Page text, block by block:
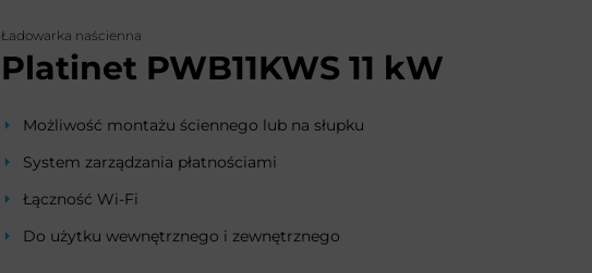
Ładowarka naścienna
Platinet PWB11KWS 11 kW
Możliwość montażu ściennego lub na słupku
System zarządzania płatnościami
Łączność Wi-Fi
Do użytku wewnętrznego i zewnętrznego